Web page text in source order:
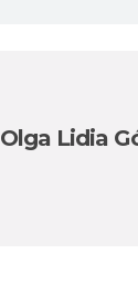
Olga Lidia